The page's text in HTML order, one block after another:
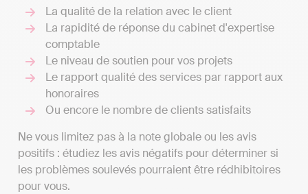
La qualité de la relation avec le client
La rapidité de réponse du cabinet d'expertise
comptable
Le niveau de soutien pour vos projets
Le rapport qualité des services par rapport aux
honoraires
Ou encore le nombre de clients satisfaits
Ne vous limitez pas à la note globale ou les avis
positifs : étudiez les avis négatifs pour déterminer si
les problèmes soulevés pourraient être rédhibitoires
pour vous.